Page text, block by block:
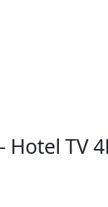
Hotel TV